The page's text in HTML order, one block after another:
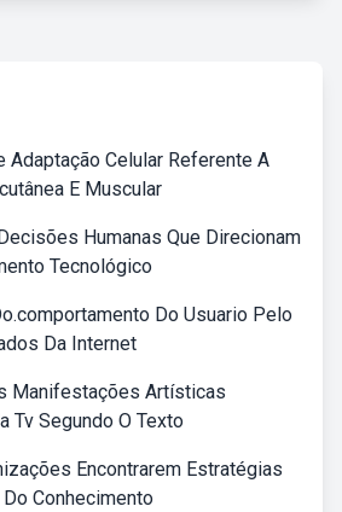
Adaptação Celular Referente A
E Muscular
Humanas Que Direcionam
Tecnológico
Do Usuario Pelo
Da Internet
Manifestações Artísticas
Tv Segundo O Texto
Encontrarem Estratégias
Conhecimento